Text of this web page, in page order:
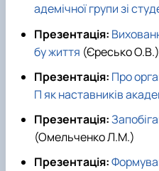
адемічної групи зі
Презентація:
бу життя (Єресько О.В.)
Презентація: Про
П як наставників
Презентація:
(Омельченко Л.М.)
Презентація: